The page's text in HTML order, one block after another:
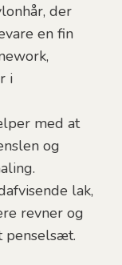
der
en fin
i
med at
og
lak,
revner og
penselsæt.